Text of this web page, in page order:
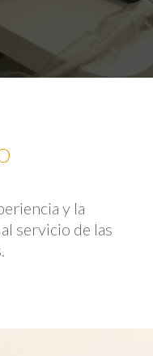
y la
servicio de las